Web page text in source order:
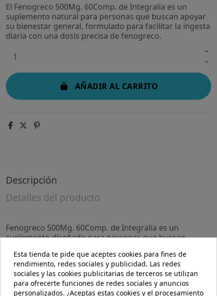
El Fenogreco 500Mg. 60Comp. de Integralia es un
suplemento natural para personas que buscan apoyar
su bienestar general, formulado para facilitar la ingesta
diaria con una dosis precisa de fenogreco.
AÑADIR AL CARRITO
Descripción
Detalles del producto
Fenogreco 500Mg. 60Comp. de Integralia es un
suplemento diseñado para personas que buscan
natural. Es adecuado para quienes desean incorporar
fenogreco en su rutina diaria de manera práctica y
dosificada.
Esta tienda te pide que aceptes cookies para fines de
rendimiento, redes sociales y publicidad. Las redes
sociales y las cookies publicitarias de terceros se utilizan
para ofrecerte funciones de redes sociales y anuncios
personalizados. ¿Aceptas estas cookies y el procesamiento